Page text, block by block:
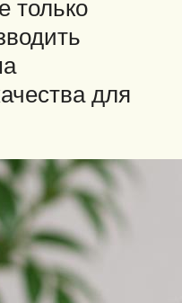
только
для